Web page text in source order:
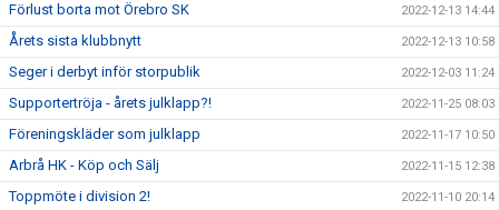
Förlust borta mot Örebro SK 2022-12-13 14:44
Årets sista klubbnytt 2022-12-13 10:58
Seger i derbyt inför storpublik 2022-12-03 11:24
Supportertröja - årets julklapp?! 2022-11-25 08:03
Föreningskläder som julklapp 2022-11-17 10:50
Arbrå HK - Köp och Sälj 2022-11-15 12:38
Toppmöte i division 2! 2022-11-10 20:14